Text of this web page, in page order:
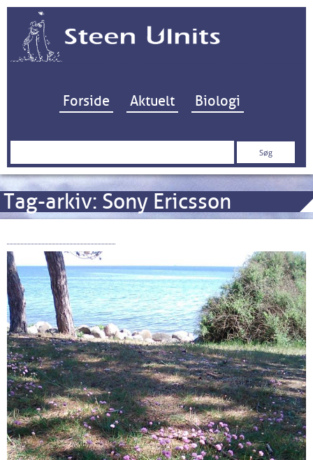
Hop til indhold
Forside Aktuelt Biologi
Søg
Tag-arkiv: Sony Ericsson